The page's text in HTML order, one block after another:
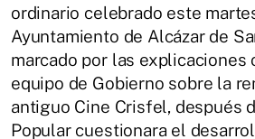
ordinario celebrado este
Ayuntamiento de Alcázar de
marcado por las explicaciones
equipo de Gobierno sobre la
antiguo Cine Crisfel, después
Popular cuestionara el